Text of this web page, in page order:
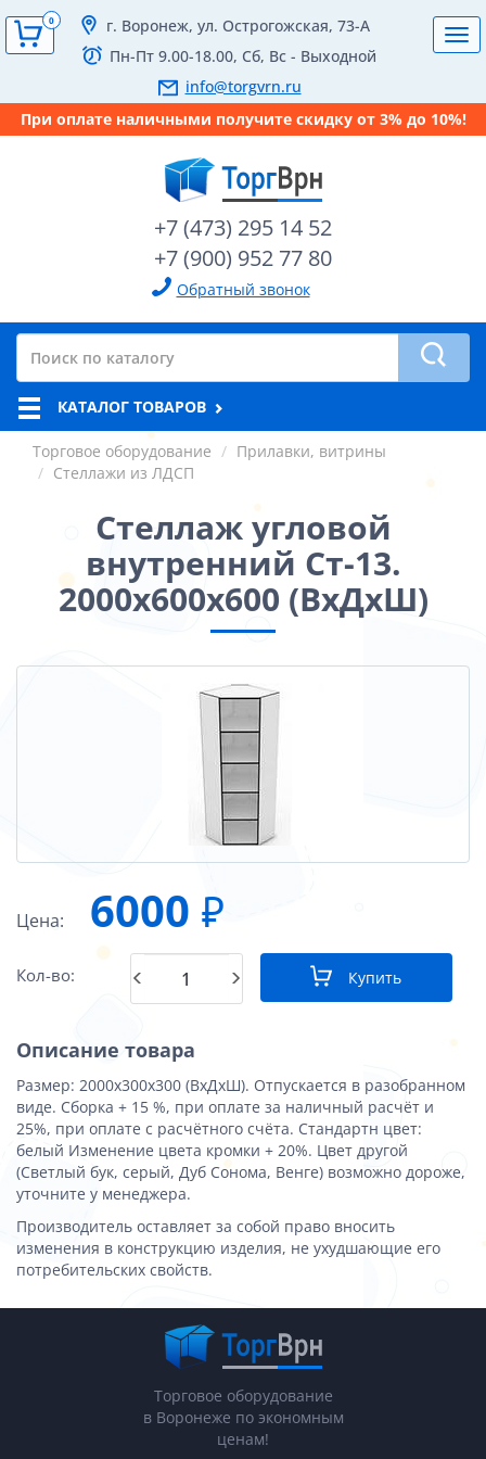
г. Воронеж, ул. Острогожская, 73-А
Пн-Пт 9.00-18.00, Сб, Вс - Выходной
info@torgvrn.ru
При оплате наличными получите скидку от 3% до 10%!
+7 (473) 295 14 52
+7 (900) 952 77 80
Обратный звонок
0
КАТАЛОГ ТОВАРОВ
Торговое оборудование
Прилавки, витрины
Стеллажи из ЛДСП
Стеллаж угловой
внутренний Ст-13.
2000х600х600 (ВхДхШ)
Цена: 6000 ₽
Кол-во: Купить
Описание товара
Размер: 2000х300х300 (ВхДхШ). Отпускается в разобранном
виде. Сборка + 15 %, при оплате за наличный расчёт и
25%, при оплате с расчётного счёта. Стандартн цвет:
белый Изменение цвета кромки + 20%. Цвет другой
(Светлый бук, серый, Дуб Сонома, Венге) возможно дороже,
уточните у менеджера.
Производитель оставляет за собой право вносить
изменения в конструкцию изделия, не ухудшающие его
потребительских свойств.
Торговое оборудование
в Воронеже по экономным
ценам!